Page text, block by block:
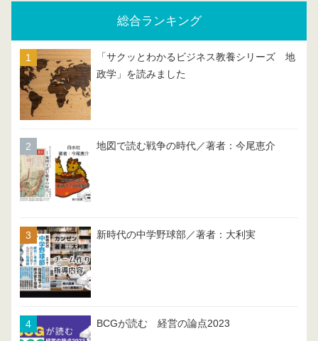
総合ランキング
「サクッとわかるビジネス教養シリーズ 地
政学」を読みました
地図で読む戦争の時代／著者：今尾恵介
新時代の中学野球部／著者：大利実
BCGが読む 経営の論点2023